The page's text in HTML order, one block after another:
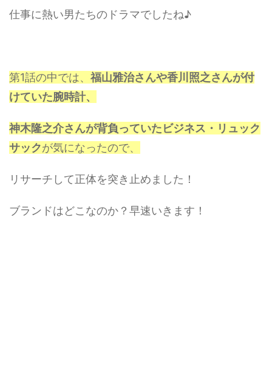
仕事に熱い男たちのドラマでしたね♪
第1話の中では、 福山雅治さんや香川照之さんが付
けていた腕時計、
神木隆之介さんが背負っていたビジネス・リュック
サックが気になったので、
リサーチして正体を突き止めました！
ブランドはどこなのか？早速いきます！